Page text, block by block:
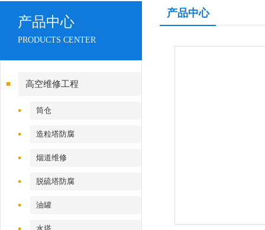
产品中心
PRODUCTS CENTER
高空维修工程
筒仓
造粒塔防腐
烟道维修
脱硫塔防腐
油罐
产品中心